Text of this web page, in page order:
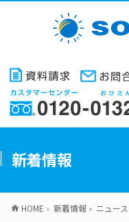
新着情報
HOME » 新着情報 » ニュース